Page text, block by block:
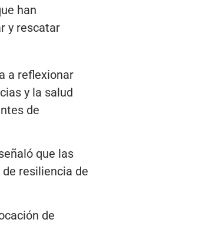
han
y rescatar
a reflexionar
y la salud
de
que las
resiliencia de
de